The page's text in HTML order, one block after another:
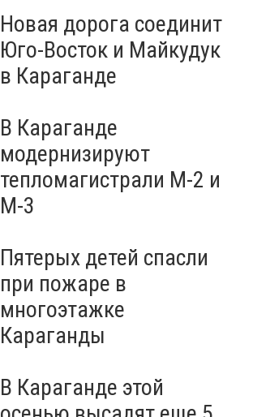
Новая дорога соединит
Юго-Восток и Майкудук
в Караганде
В Караганде
модернизируют
тепломагистрали М-2 и
М-3
Пятерых детей спасли
при пожаре в
многоэтажке
Караганды
В Караганде этой